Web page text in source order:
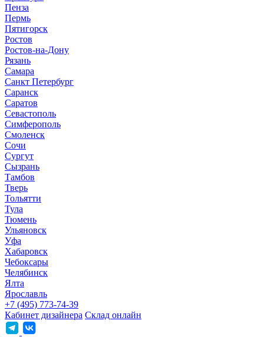
Пенза
Пермь
Пятигорск
Ростов
Ростов-на-Дону
Рязань
Самара
Санкт Петербург
Саранск
Саратов
Севастополь
Симферополь
Смоленск
Сочи
Сургут
Сызрань
Тамбов
Тверь
Тольятти
Тула
Тюмень
Ульяновск
Уфа
Хабаровск
Чебоксары
Челябинск
Ялта
Ярославль
+7 (495) 773-74-39
Кабинет дизайнера Склад онлайн